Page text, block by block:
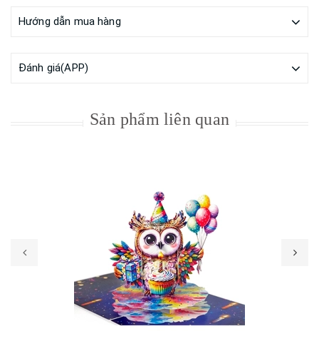
Hướng dẫn mua hàng
Đánh giá(APP)
Sản phẩm liên quan